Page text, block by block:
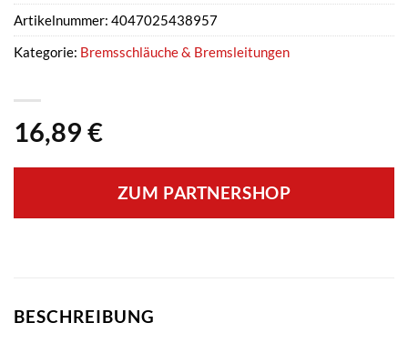
16,89 €
ZUM PARTNERSHOP
Artikelnummer: 4047025438957
Kategorie: Bremsschläuche & Bremsleitungen
BESCHREIBUNG